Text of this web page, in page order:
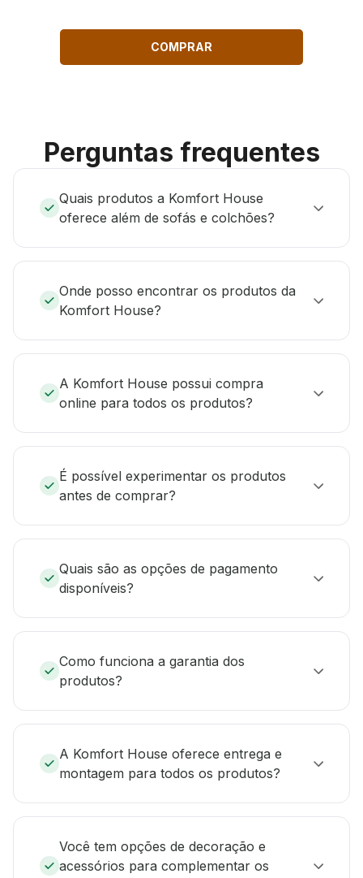
COMPRAR
Perguntas frequentes
Quais produtos a Komfort House
oferece além de sofás e colchões?
Onde posso encontrar os produtos da
Komfort House?
A Komfort House possui compra
online para todos os produtos?
É possível experimentar os produtos
antes de comprar?
Quais são as opções de pagamento
disponíveis?
Como funciona a garantia dos
produtos?
A Komfort House oferece entrega e
montagem para todos os produtos?
Você tem opções de decoração e
acessórios para complementar os